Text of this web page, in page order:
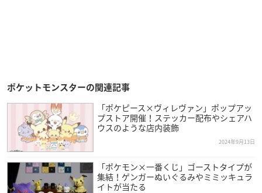
ポケットモンスターの関連記事
「ポケピース×ヴィレヴァン」ポップアッ
プストア開催！ステッカー配布やシェアハ
ウスのような店内装飾
2024年9月13日
「ポケモン×一番くじ」ゴーストタイプが
集結！ゲンガーぬいぐるみやミミッキュラ
イトが当たる